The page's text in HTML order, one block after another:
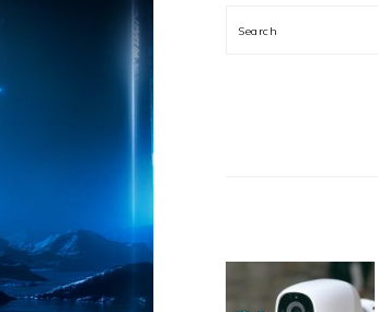
Search